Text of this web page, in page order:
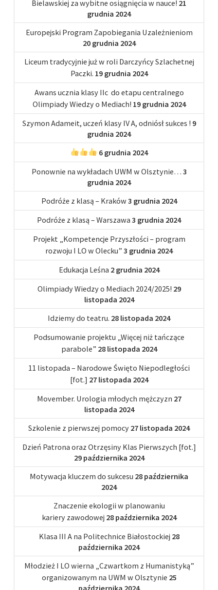
Bielawskiej za wybitne osiągnięcia w nauce! 21
grudnia 2024
Europejski Program Zapobiegania Uzależnieniom
20 grudnia 2024
Liceum tradycyjnie już w roli Darczyńcy Szlachetnej
Paczki. 19 grudnia 2024
Awans ucznia klasy IIc do etapu centralnego
Olimpiady Wiedzy o Mediach! 19 grudnia 2024
Szymon Adameit, uczeń klasy IV A, odniósł sukces ! 9
grudnia 2024
6 grudnia 2024
Ponownie na wykładach UWM w Olsztynie… 3
grudnia 2024
Podróże z klasą – Kraków 3 grudnia 2024
Podróże z klasą – Warszawa 3 grudnia 2024
Projekt „Kompetencje Przyszłości – program
rozwoju I LO w Olecku” 3 grudnia 2024
Edukacja Leśna 2 grudnia 2024
Olimpiady Wiedzy o Mediach 2024/2025! 29
listopada 2024
Idziemy do teatru. 28 listopada 2024
Podsumowanie projektu „Więcej niż tańczące
parabole” 28 listopada 2024
11 listopada – Narodowe Święto Niepodległości
[fot.] 27 listopada 2024
Movember. Urologia młodych mężczyzn 27
listopada 2024
Szkolenie z pierwszej pomocy 27 listopada 2024
Dzień Patrona oraz Otrzęsiny Klas Pierwszych [fot.]
29 października 2024
Motywacja kluczem do sukcesu 28 października
2024
Znaczenie ekologii w planowaniu
kariery zawodowej 28 października 2024
Klasa III A na Politechnice Białostockiej 28
października 2024
Młodzież I LO wierna „Czwartkom z Humanistyką”
organizowanym na UWM w Olsztynie 25
października 2024